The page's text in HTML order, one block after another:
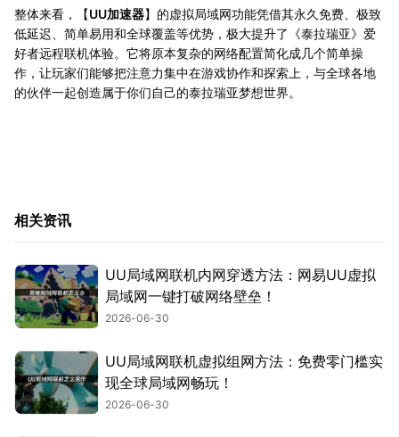
整体来看，【UU加速器】的虚拟局域网功能凭借其永久免费、极致
低延迟、简单易用和全球覆盖等优势，极大提升了《泰拉瑞亚》爱
好者远程联机体验。它将原本复杂的网络配置简化成几个简单操
作，让玩家们能够把注意力集中在游戏协作和探索上，与全球各地
的伙伴一起创造属于你们自己的泰拉瑞亚梦想世界。
相关资讯
UU局域网联机内网穿透方法：网易UU虚拟
局域网一键打破网络壁垒！
2026-06-30
UU局域网联机虚拟组网方法：免费零门槛实
现全球局域网畅玩！
2026-06-30